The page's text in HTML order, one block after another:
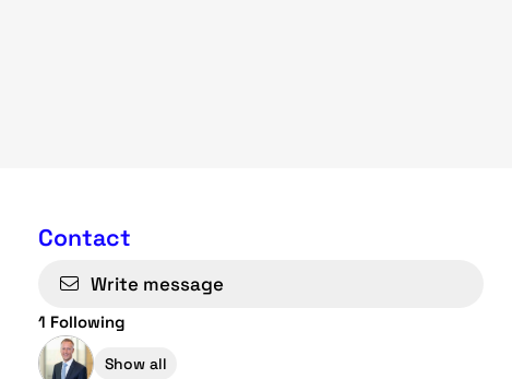
Contact
Write message
1 Following
Show all